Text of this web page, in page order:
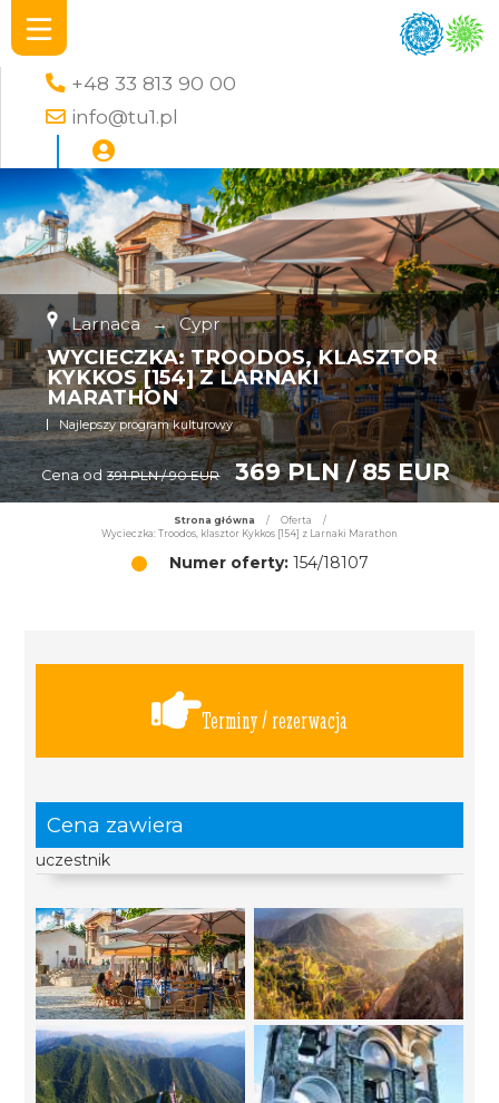
+48 33 813 90 00
info@tu1.pl
Larnaca → Cypr
WYCIECZKA: TROODOS, KLASZTOR
KYKKOS [154] Z LARNAKI
MARATHON
Najlepszy program kulturowy
Cena od 391 PLN / 90 EUR 369 PLN / 85 EUR
Strona główna / Oferta
/
Wycieczka: Troodos, klasztor Kykkos [154] z Larnaki Marathon
Numer oferty:154/18107
Terminy / rezerwacja
Cena zawiera
uczestnik